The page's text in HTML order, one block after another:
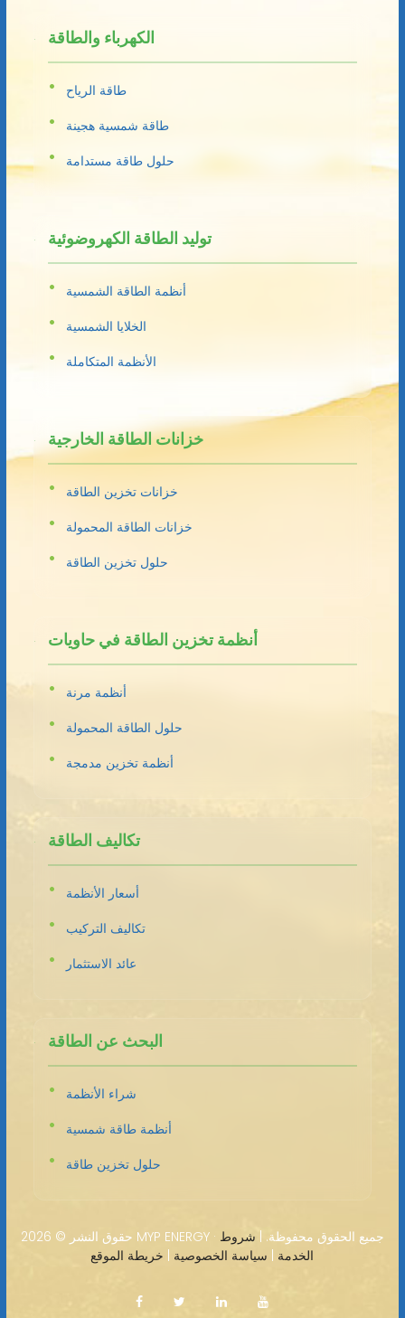
الكهرباء والطاقة
طاقة الرياح
طاقة شمسية هجينة
حلول طاقة مستدامة
توليد الطاقة الكهروضوئية
أنظمة الطاقة الشمسية
الخلايا الشمسية
الأنظمة المتكاملة
خزانات الطاقة الخارجية
خزانات تخزين الطاقة
خزانات الطاقة المحمولة
حلول تخزين الطاقة
أنظمة تخزين الطاقة في حاويات
أنظمة مرنة
حلول الطاقة المحمولة
أنظمة تخزين مدمجة
تكاليف الطاقة
أسعار الأنظمة
تكاليف التركيب
عائد الاستثمار
البحث عن الطاقة
شراء الأنظمة
أنظمة طاقة شمسية
حلول تخزين طاقة
حقوق النشر © 2026 MYP ENERGY · جميع الحقوق محفوظة. | شروط
الخدمة | سياسة الخصوصية | خريطة الموقع